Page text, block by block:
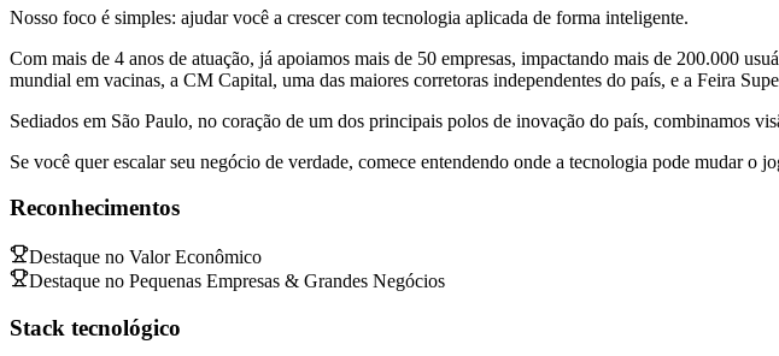
Nosso foco é simples: ajudar você a crescer com tecnologia aplicada de forma inteligente.
Com mais de 4 anos de atuação, já apoiamos mais de 50 empresas, impactando mais de 200.000
mundial em vacinas, a CM Capital, uma das maiores corretoras independentes do país, e a Feira
Sediados em São Paulo, no coração de um dos principais polos de inovação do país, combinamos
Se você quer escalar seu negócio de verdade, comece entendendo onde a tecnologia pode mudar o
Reconhecimentos
Destaque no Valor Econômico
Destaque no Pequenas Empresas & Grandes Negócios
Stack tecnológico